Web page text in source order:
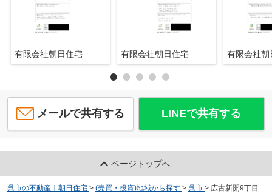
有限会社朝日住宅 有限会社朝日住宅 有限会社
メールで共有する LINEで共有する
ページトップへ
呉市の不動産｜朝日住宅 > (売買・投資)地域から探す > 呉市 > 広古新開9丁目